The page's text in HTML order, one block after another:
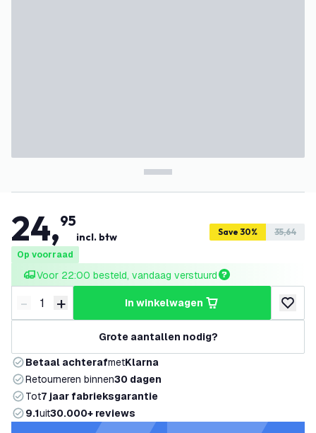
24,95
incl. btw Save 30% 35,64
Op voorraad
Voor 22:00 besteld, vandaag verstuurd
Verminder hoeveelheid
- Verhoog hoeveelheid
+ in winkelwagen
Grote aantallen nodig?
Betaal achterafmetKlarna
Retourneren binnen30 dagen
Tot7 jaar fabrieksgarantie
9.1uit30.000+ reviews